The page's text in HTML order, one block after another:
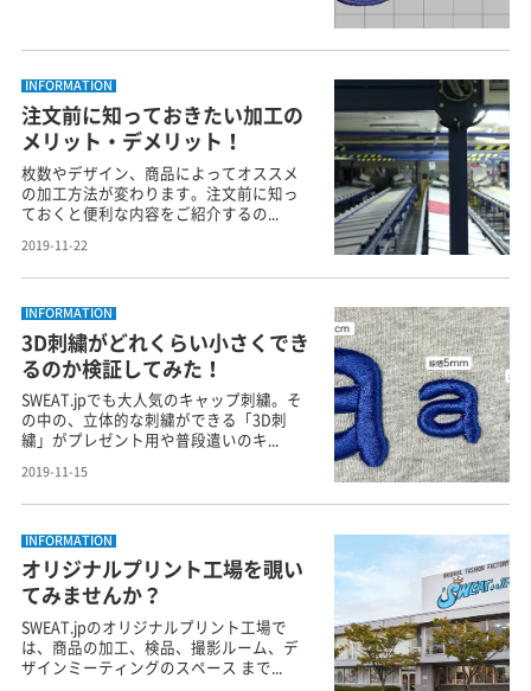
INFORMATION
注文前に知っておきたい加工の
メリット・デメリット！
枚数やデザイン、商品によってオススメ
の加工方法が変わります。注文前に知っ
ておくと便利な内容をご紹介するの...
2019-11-22
INFORMATION
3D刺繍がどれくらい小さくでき
るのか検証してみた！
SWEAT.jpでも大人気のキャップ刺繍。そ
の中の、立体的な刺繍ができる「3D刺
繍」がプレゼント用や普段遣いのキ...
2019-11-15
INFORMATION
オリジナルプリント工場を覗い
てみませんか？
SWEAT.jpのオリジナルプリント工場で
は、商品の加工、検品、撮影ルーム、デ
ザインミーティングのスペース まで...